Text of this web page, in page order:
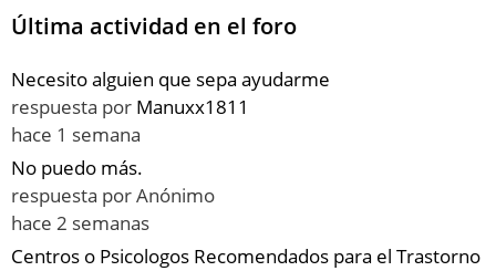
Última actividad en el foro
Necesito alguien que sepa ayudarme
respuesta por Manuxx1811
hace 1 semana
No puedo más.
respuesta porAnónimo
hace 2 semanas
Centros o Psicologos Recomendados para el Trastorno